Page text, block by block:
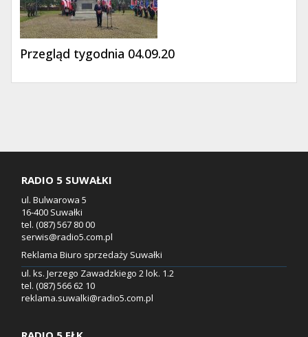
Przegląd tygodnia 04.09.20
RADIO 5 SUWAŁKI
ul. Bulwarowa 5
16-400 Suwałki
tel. (087) 567 80 00
serwis@radio5.com.pl
Reklama Biuro sprzedaży Suwałki
ul. ks. Jerzego Zawadzkiego 2 lok. 1.2
tel. (087) 566 62 10
reklama.suwalki@radio5.com.pl